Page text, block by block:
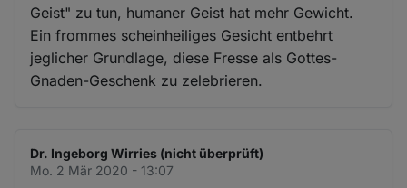
Geist" zu tun, humaner Geist hat mehr Gewicht.
Ein frommes scheinheiliges Gesicht entbehrt
jeglicher Grundlage, diese Fresse als Gottes-
Gnaden-Geschenk zu zelebrieren.
Dr. Ingeborg Wirries (nicht überprüft)
Mo. 2 Mär 2020 - 13:07